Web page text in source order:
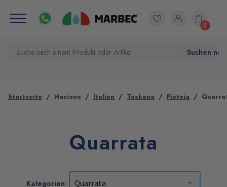
0
Startseite Nazione Italien Toskana Pistoia
Quarrata
Kategorien: